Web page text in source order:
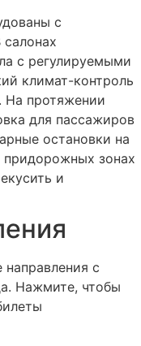
с
с регулируемыми
климат-контроль
На протяжении
для пассажиров
остановки на
придорожных зонах
и
с
Нажмите, чтобы